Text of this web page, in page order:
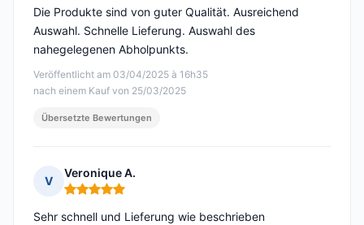
Veröffentlicht am 03/04/2025 à 16h35
nach einem Kauf von 25/03/2025
Die Produkte sind von guter Qualität. Ausreichend
Auswahl. Schnelle Lieferung. Auswahl des
nahegelegenen Abholpunkts.
Übersetzte Bewertungen
V
Veronique A.
Hinweis: 5 von 5
Sehr schnell und Lieferung wie beschrieben